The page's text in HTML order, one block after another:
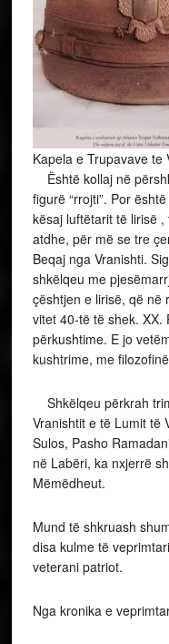
Kapela e Trupavave
Është kollaj në
figurë “rrojti”. Por
kësaj luftëtarit të lirisë
atdhe, për më se tre
Beqaj nga Vranishti.
shkëlqeu me
çështjen e lirisë, që në
vitet 40-të të shek. XX.
përkushtime. E jo
kushtrime, me
Shkëlqeu përkrah
Vranishtit e të Lumit të
Sulos, Pasho
në Labëri, ka nxjerrë
Mëmëdheut.
Mund të shkruash
disa kulme të
veterani patriot.
Nga kronika e